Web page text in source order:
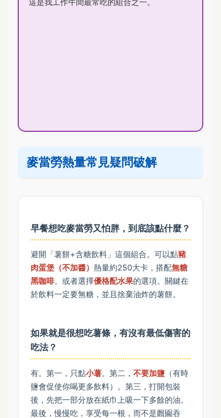
麥當勞熱量常見疑問破解
早餐想吃麥當勞又怕胖，到底該點什麼？
避開「薯餅+含糖飲料」這個組合。可以點豬
肉蛋堡（不加醬） 熱量約250大卡，搭配無糖
黑咖啡。或者選擇優格配水果的選項。關鍵在
於飲料一定要無糖，並且捨棄油炸的薯餅。
如果就是很想吃薯條，有沒有最低傷害的
吃法？
有。第一，只點小薯。第二， 不要加鹽 （有時
鹽會促使你喝更多飲料）。第三，打開包裝
後，先把一部分放在紙巾上吸一下多餘的油。
最後，慢慢吃，享受每一根，而不是囫圇吞